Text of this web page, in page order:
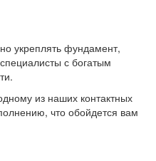
укреплять фундамент,
с богатым
из наших контактных
что обойдется вам